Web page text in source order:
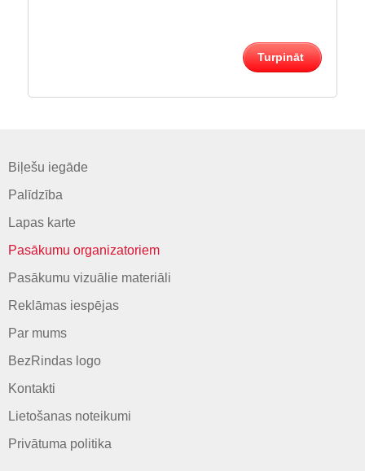
Turpināt
Biļešu iegāde
Palīdzība
Lapas karte
Pasākumu organizatoriem
Pasākumu vizuālie materiāli
Reklāmas iespējas
Par mums
BezRindas logo
Kontakti
Lietošanas noteikumi
Privātuma politika